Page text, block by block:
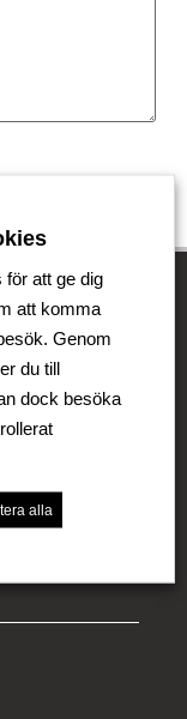
med
Koncernen
Division,
Vehicle
för att ge dig
att komma
Genom
du till
dock besöka
alla